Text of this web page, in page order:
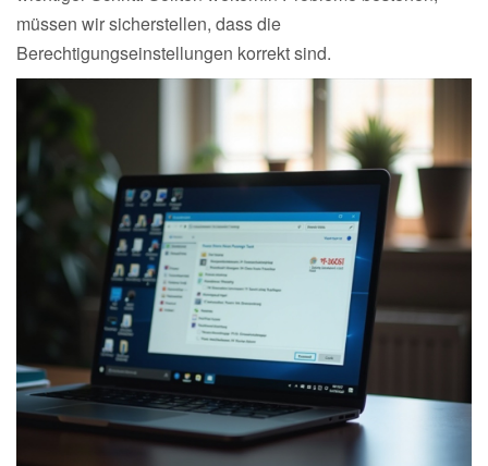
müssen wir sicherstellen, dass die
Berechtigungseinstellungen korrekt sind.